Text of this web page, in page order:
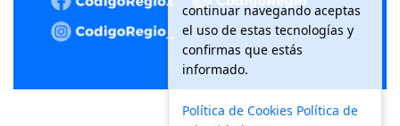
continuar navegando aceptas
el uso de estas tecnologías y
confirmas que estás
informado.
Política de Cookies Política de